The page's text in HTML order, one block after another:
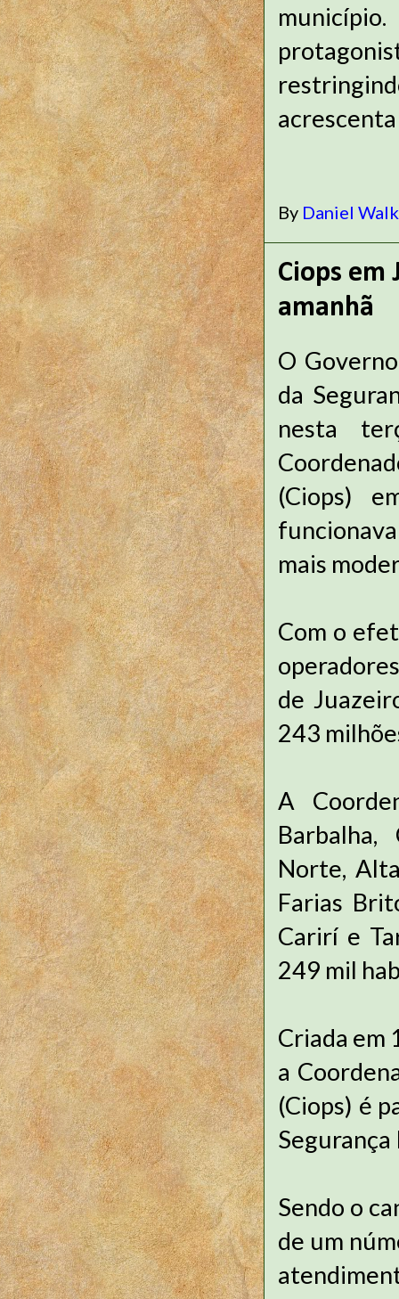
By Daniel
Ciops em
amanhã
O
da
nesta
(Ciops)
mais
Com o
de
243
A
Norte,
Farias
Carirí e
249 mil
Criada em
a
(Ciops) é
Segurança
Sendo o
de um